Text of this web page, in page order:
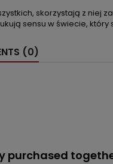
skorzystają z niej
sensu w świecie, który
(0)
purchased